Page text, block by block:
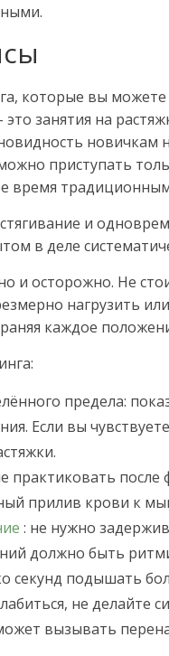
которые вы можете
занятия на
новичкам
приступать
традиционным
и
в деле
и осторожно. Не
нагрузить
каждое
предела:
Если вы
практиковать после
прилив крови к
: не нужно
должно быть
подышать
не делайте
вызывать